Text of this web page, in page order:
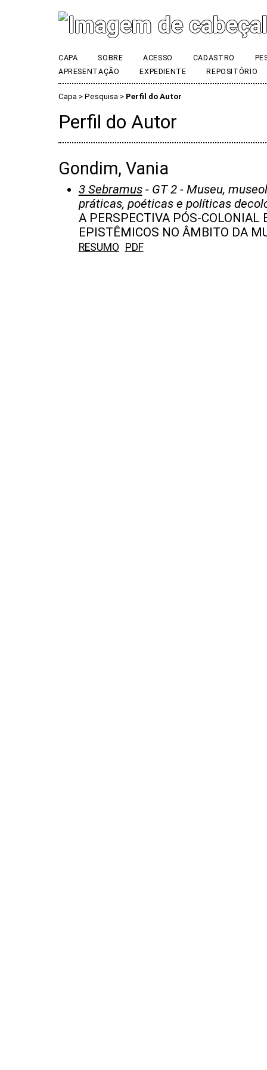
CAPA SOBRE ACESSO CADASTRO
APRESENTAÇÃO
EXPEDIENTE REPOSITÓRIO
Capa > Pesquisa > Perfil do Autor
Perfil do Autor
Gondim, Vania
3 Sebramus- GT 2 - Museu,
práticas, poéticas e políticas
A PERSPECTIVA PÓS-COLONIAL
EPISTÊMICOS NO ÂMBITO DA
RESUMO PDF